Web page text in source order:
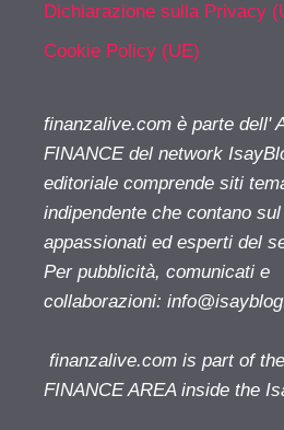
Dichiarazione sulla Privacy
Cookie Policy (UE)
finanzalive.com è parte dell'
FINANCE del network
editoriale comprende siti
indipendente che contano
appassionati ed esperti del
Per pubblicità, comunicati e
collaborazioni:
finanzalive.com is part of
FINANCE AREA inside the